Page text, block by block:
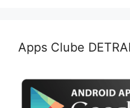
Apps Clube